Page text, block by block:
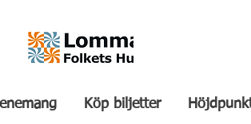
Köp biljetter
Lomma Folkets Hus